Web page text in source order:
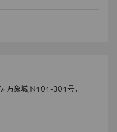
·万象城,N101-301号，